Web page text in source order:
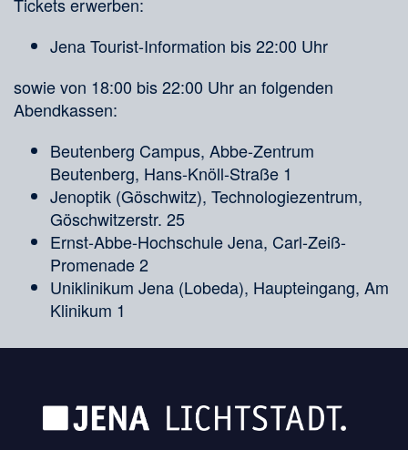
Tickets erwerben:
Jena Tourist-Information bis 22:00 Uhr
sowie von 18:00 bis 22:00 Uhr an folgenden
Abendkassen:
Beutenberg Campus, Abbe-Zentrum
Beutenberg, Hans-Knöll-Straße 1
Jenoptik (Göschwitz), Technologiezentrum,
Göschwitzerstr. 25
Ernst-Abbe-Hochschule Jena, Carl-Zeiß-
Promenade 2
Uniklinikum Jena (Lobeda), Haupteingang, Am
Klinikum 1